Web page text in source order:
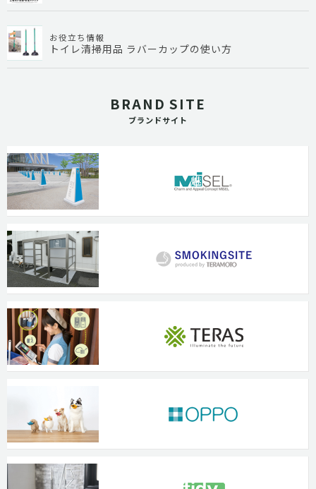
お役立ち情報
トイレ清掃用品 ラバーカップの使い方
BRAND SITE
ブランドサイト